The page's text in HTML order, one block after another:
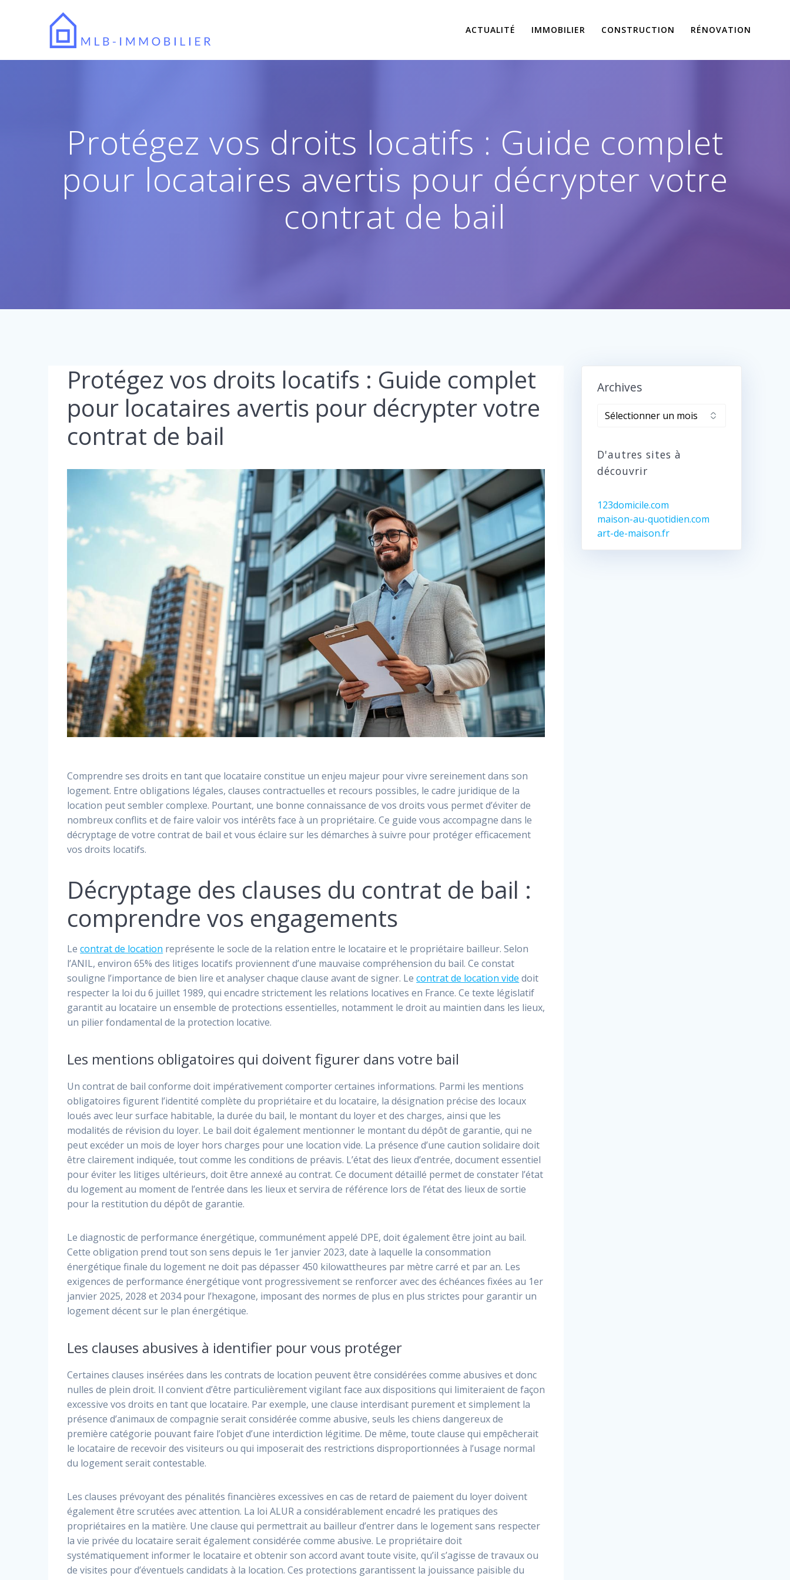
ACTUALITÉ IMMOBILIER CONSTRUCTION RÉNOVATION
Protégez vos droits locatifs : Guide complet
pour locataires avertis pour décrypter votre
contrat de bail
Protégez vos droits locatifs : Guide complet
pour locataires avertis pour décrypter votre
contrat de bail
Comprendre ses droits en tant que locataire constitue un enjeu majeur pour vivre sereinement dans son
logement. Entre obligations légales, clauses contractuelles et recours possibles, le cadre juridique de la
location peut sembler complexe. Pourtant, une bonne connaissance de vos droits vous permet d’éviter de
nombreux conflits et de faire valoir vos intérêts face à un propriétaire. Ce guide vous accompagne dans le
décryptage de votre contrat de bail et vous éclaire sur les démarches à suivre pour protéger efficacement
vos droits locatifs.
Décryptage des clauses du contrat de bail :
comprendre vos engagements
Lecontrat de location représente le socle de la relation entre le locataire et le propriétaire bailleur. Selon
l’ANIL, environ 65% des litiges locatifs proviennent d’une mauvaise compréhension du bail. Ce constat
souligne l’importance de bien lire et analyser chaque clause avant de signer. Lecontrat de location vide doit
respecter la loi du 6 juillet 1989, qui encadre strictement les relations locatives en France. Ce texte législatif
garantit au locataire un ensemble de protections essentielles, notamment le droit au maintien dans les lieux,
un pilier fondamental de la protection locative.
Les mentions obligatoires qui doivent figurer dans votre bail
Un contrat de bail conforme doit impérativement comporter certaines informations. Parmi les mentions
obligatoires figurent l’identité complète du propriétaire et du locataire, la désignation précise des locaux
loués avec leur surface habitable, la durée du bail, le montant du loyer et des charges, ainsi que les
modalités de révision du loyer. Le bail doit également mentionner le montant du dépôt de garantie, qui ne
peut excéder un mois de loyer hors charges pour une location vide. La présence d’une caution solidaire doit
être clairement indiquée, tout comme les conditions de préavis. L’état des lieux d’entrée, document essentiel
pour éviter les litiges ultérieurs, doit être annexé au contrat. Ce document détaillé permet de constater l’état
du logement au moment de l’entrée dans les lieux et servira de référence lors de l’état des lieux de sortie
pour la restitution du dépôt de garantie.
Le diagnostic de performance énergétique, communément appelé DPE, doit également être joint au bail.
Cette obligation prend tout son sens depuis le 1er janvier 2023, date à laquelle la consommation
énergétique finale du logement ne doit pas dépasser 450 kilowattheures par mètre carré et par an. Les
exigences de performance énergétique vont progressivement se renforcer avec des échéances fixées au 1er
janvier 2025, 2028 et 2034 pour l’hexagone, imposant des normes de plus en plus strictes pour garantir un
logement décent sur le plan énergétique.
Les clauses abusives à identifier pour vous protéger
Certaines clauses insérées dans les contrats de location peuvent être considérées comme abusives et donc
nulles de plein droit. Il convient d’être particulièrement vigilant face aux dispositions qui limiteraient de façon
excessive vos droits en tant que locataire. Par exemple, une clause interdisant purement et simplement la
présence d’animaux de compagnie serait considérée comme abusive, seuls les chiens dangereux de
première catégorie pouvant faire l’objet d’une interdiction légitime. De même, toute clause qui empêcherait
le locataire de recevoir des visiteurs ou qui imposerait des restrictions disproportionnées à l’usage normal
du logement serait contestable.
Les clauses prévoyant des pénalités financières excessives en cas de retard de paiement du loyer doivent
également être scrutées avec attention. La loi ALUR a considérablement encadré les pratiques des
propriétaires en la matière. Une clause qui permettrait au bailleur d’entrer dans le logement sans respecter
la vie privée du locataire serait également considérée comme abusive. Le propriétaire doit
systématiquement informer le locataire et obtenir son accord avant toute visite, qu’il s’agisse de travaux ou
de visites pour d’éventuels candidats à la location. Ces protections garantissent la jouissance paisible du
Archives
Archives
D'autres sites à
découvrir
123domicile.com
maison-au-quotidien.com
art-de-maison.fr